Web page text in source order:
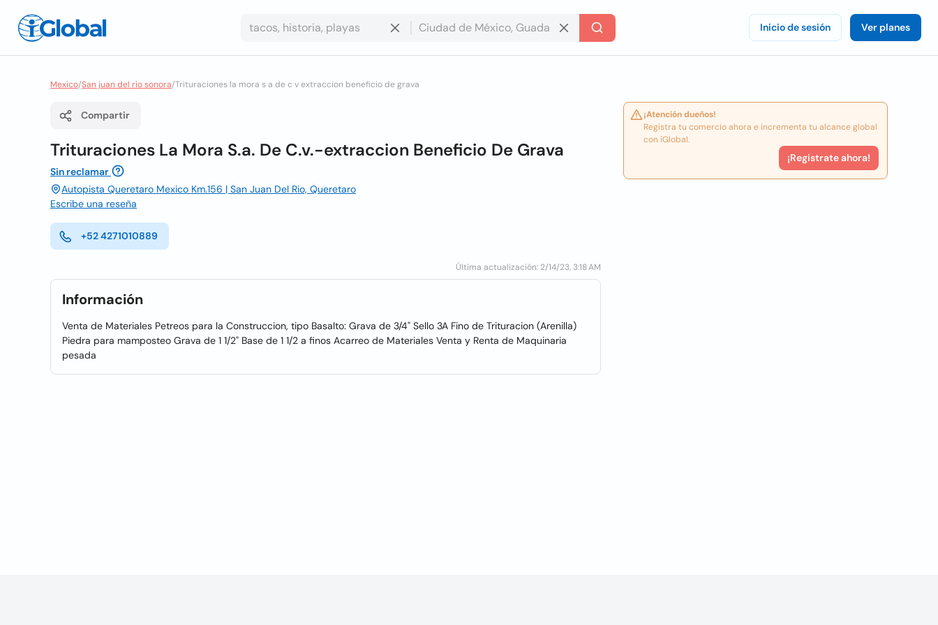
Inicio de sesión Ver planes
Mexico/San juan del rio sonora/Trituraciones la mora s a de c v extraccion beneficio de grava
Compartir
Trituraciones La Mora S.a. De C.v.-extraccion Beneficio De Grava
Sin reclamar
Autopista Queretaro Mexico Km.156 | San Juan Del Rio, Queretaro
Escribe una reseña
+52 4271010889
Última actualización: 2/14/23, 3:18 AM
Información
Venta de Materiales Petreos para la Construccion, tipo Basalto: Grava de 3/4" Sello 3A Fino de Trituracion (Arenilla)
Piedra para mamposteo Grava de 1 1/2" Base de 1 1/2 a finos Acarreo de Materiales Venta y Renta de Maquinaria
pesada
¡Atención dueños!
Registra tu comercio ahora e incrementa tu alcance global
con iGlobal.
¡Registrate ahora!